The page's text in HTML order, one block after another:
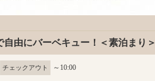
自由にバーベキュー！＜素泊まり＞
チェックアウト ～10:00